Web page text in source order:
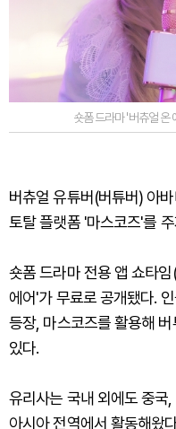
숏폼 드라마 '버츄얼 온
버츄얼 유튜버(버튜버) 아
토탈 플랫폼 '마스코즈'를
숏폼 드라마 전용 앱 쇼타
에어'가 무료로 공개됐다.
등장, 마스코즈를 활용해
있다.
유리사는 국내 외에도 중국
아시아 전역에서 활동해왔